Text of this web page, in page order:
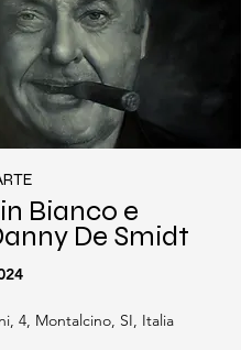
Bianco e
De Smidt
4, Montalcino, SI, Italia